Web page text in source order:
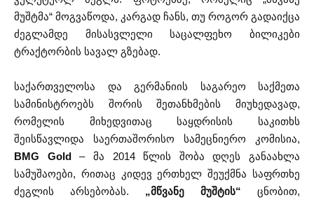
მუშტმა“ მოგვაწოდა, კარგად ჩანს, თუ როგორ გადაიქცა
ძეგლამდე მისასვლელი საცალფეხო ბილიკები
ტრაქტორბის სავალ გზებად.
საქართველოსა და გერმანიის საგარეო საქმეთა
სამინისტროებს შორის შეთანხმების მიუხედავად,
რომელის მიხედვითაც საყდრისის საკითხს
შეისწავლიდა საერთაშორისო სამეცნიერო კომისია,
BMG Gold– მა 2014 წლის შობა დღეს განაახლა
სამუშაოები, რითაც კიდევ ერთხელ შეუქმნა საფრთხე
ძეგლის არსებობას. „მწვანე მუშტის“ ცნობით,